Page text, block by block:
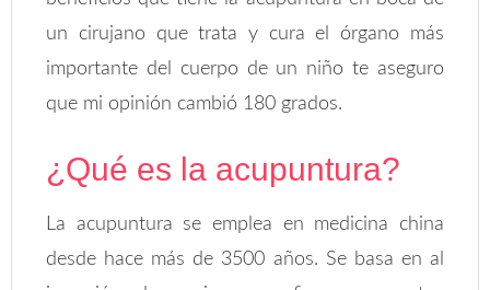
un cirujano que trata y cura el órgano más
importante del cuerpo de un niño te aseguro
que mi opinión cambió 180 grados.
¿Qué es la acupuntura?
La acupuntura se emplea en medicina china
desde hace más de 3500 años. Se basa en al